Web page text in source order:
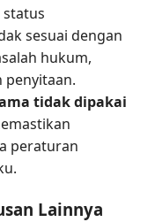
sesuai dengan
hukum,
penyitaan.
tidak dipakai
peraturan
Lainnya